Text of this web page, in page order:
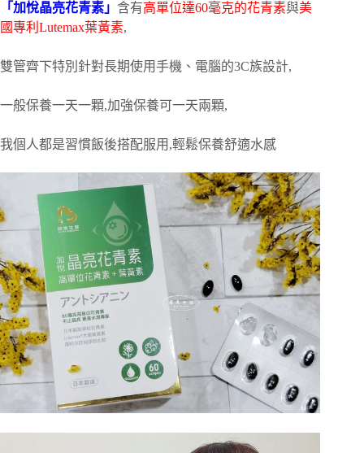
「加悅晶亮花青素」 含有高單位達60毫克的花青素與美
國專利Lutemax葉黃素,
雙管齊下特別針對長期使用手機、電腦的3C族設計,
一般保養一天一顆,加強保養可一天兩顆,
我個人都是習慣飯後搭配服用,輕鬆保養舒適水感